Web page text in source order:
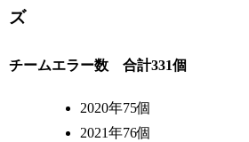
ズ
チームエラー数 合計331個
2020年75個
2021年76個